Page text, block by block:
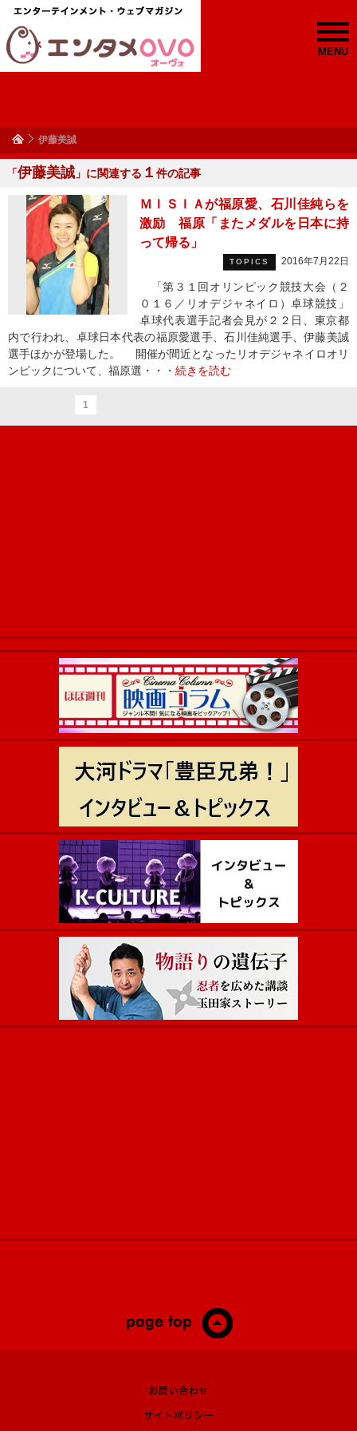
MENU
伊藤美誠
「伊藤美誠 」に関連する １ 件の記事
ＭＩＳＩＡが福原愛、石川佳純らを
激励 福原「またメダルを日本に持
って帰る」
TOPICS 2016年7月22日
「第３１回オリンピック競技大会（２
０１６／リオデジャネイロ）卓球競技」
卓球代表選手記者会見が２２日、東京都
内で行われ、卓球日本代表の福原愛選手、石川佳純選手、伊藤美誠
選手ほかが登場した。 開催が間近となったリオデジャネイロオリ
ンピックについて、福原選・・・ 続きを読む
1